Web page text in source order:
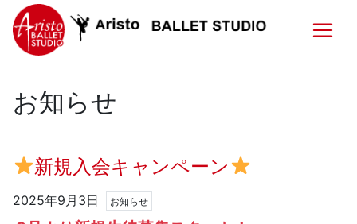
お知らせ
新規入会キャンペーン
2025年9月3日 お知らせ